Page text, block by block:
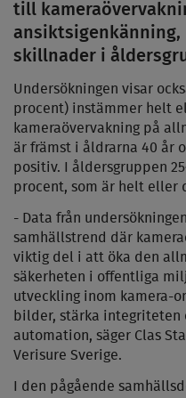
till
ansiktsigenkänning,
skillnader i
Undersökningen visar
procent) instämmer helt
kameraövervakning på
är främst i åldrarna 40 år
positiv. I åldersgruppen
procent, som är helt eller
- Data från
samhällstrend där
viktig del i att öka den
säkerheten i offentliga
utveckling inom kamera-
bilder, stärka integriteten
automation, säger Clas
Verisure Sverige.
I den pågående